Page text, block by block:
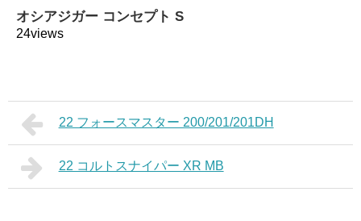
オシアジガー コンセプト S
24views
22 フォースマスター 200/201/201DH
22 コルトスナイパー XR MB